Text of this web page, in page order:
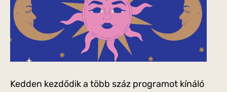
Kedden kezdődik a több száz programot kínáló